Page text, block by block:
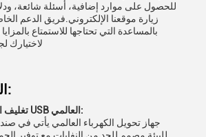
للحصول على موارد إضافية، أسئلة شائعة،
زيارة موقعنا الإلكتروني.فريق الدعم
بالمساعدة التي تحتاجها للاستمتاع
لاختيارك
التعبئة والشحن:
تغليف المنتج لمكيف الطاقة USB العالمي:
جهاز تحويل الكهرباء العالمي يأتي